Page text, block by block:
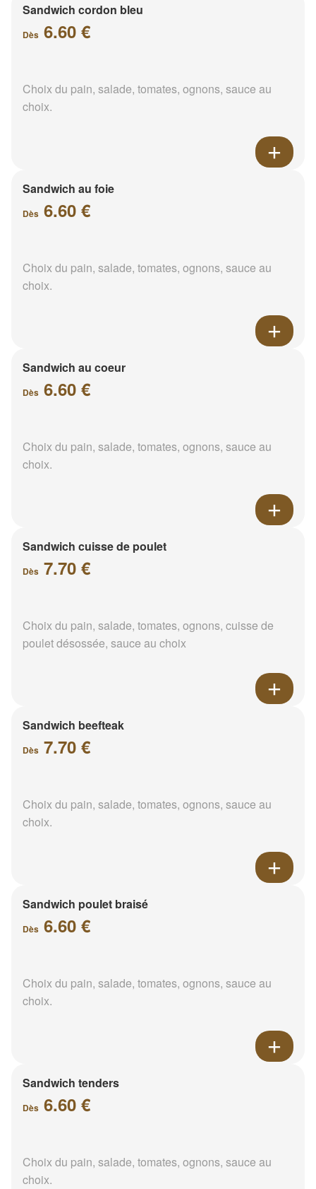
Sandwich cordon bleu
Dès 6.60 €
Choix du pain, salade, tomates, ognons, sauce au
choix.
Sandwich au foie
Dès 6.60 €
Choix du pain, salade, tomates, ognons, sauce au
choix.
Sandwich au coeur
Dès 6.60 €
Choix du pain, salade, tomates, ognons, sauce au
choix.
Sandwich cuisse de poulet
Dès 7.70 €
Choix du pain, salade, tomates, ognons, cuisse de
poulet désossée, sauce au choix
Sandwich beefteak
Dès 7.70 €
Choix du pain, salade, tomates, ognons, sauce au
choix.
Sandwich poulet braisé
Dès 6.60 €
Choix du pain, salade, tomates, ognons, sauce au
choix.
Sandwich tenders
Dès 6.60 €
Choix du pain, salade, tomates, ognons, sauce au
choix.